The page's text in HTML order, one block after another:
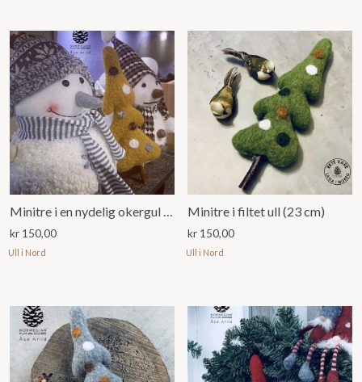
Minitre i en nydelig okergul farge (23 cm)
kr 150,00
Ull i Nord
Minitre i filtet ull (23 cm)
kr 150,00
Ull i Nord